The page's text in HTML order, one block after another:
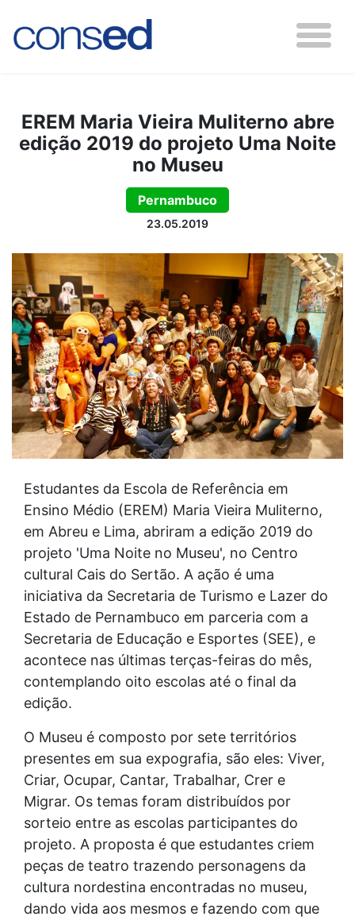
EREM Maria Vieira Muliterno abre
edição 2019 do projeto Uma Noite
no Museu
Pernambuco
23.05.2019
Estudantes da Escola de Referência em
Ensino Médio (EREM) Maria Vieira Muliterno,
em Abreu e Lima, abriram a edição 2019 do
projeto 'Uma Noite no Museu', no Centro
cultural Cais do Sertão. A ação é uma
iniciativa da Secretaria de Turismo e Lazer do
Estado de Pernambuco em parceria com a
Secretaria de Educação e Esportes (SEE), e
acontece nas últimas terças-feiras do mês,
contemplando oito escolas até o final da
edição.
O Museu é composto por sete territórios
presentes em sua expografia, são eles: Viver,
Criar, Ocupar, Cantar, Trabalhar, Crer e
Migrar. Os temas foram distribuídos por
sorteio entre as escolas participantes do
projeto. A proposta é que estudantes criem
peças de teatro trazendo personagens da
cultura nordestina encontradas no museu,
dando vida aos mesmos e fazendo com que